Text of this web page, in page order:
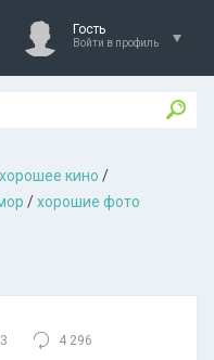
Гость
Войти в профиль
хорошее кино /
/хорошие фото
4 296